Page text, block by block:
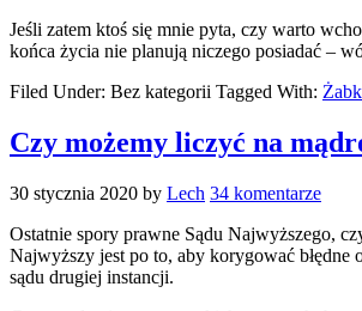
Jeśli zatem ktoś się mnie pyta, czy warto
końca życia nie planują niczego posiadać –
Filed Under: Bez kategorii Tagged With:
Czy możemy liczyć na
30 stycznia 2020 by Lech 34 komentarze
Ostatnie spory prawne Sądu Najwyższego,
Najwyższy jest po to, aby korygować błędne
sądu drugiej instancji.